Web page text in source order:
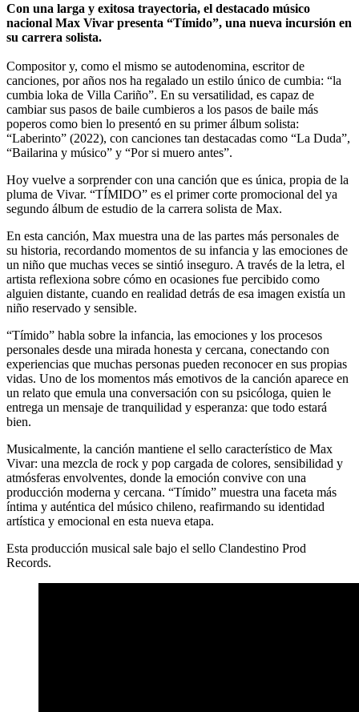
Con una larga y exitosa trayectoria, el destacado músico
nacional Max Vivar presenta “Tímido”, una nueva incursión en
su carrera solista.
Compositor y, como el mismo se autodenomina, escritor de
canciones, por años nos ha regalado un estilo único de cumbia: “la
cumbia loka de Villa Cariño”. En su versatilidad, es capaz de
cambiar sus pasos de baile cumbieros a los pasos de baile más
poperos como bien lo presentó en su primer álbum solista:
“Laberinto” (2022), con canciones tan destacadas como “La Duda”,
“Bailarina y músico” y “Por si muero antes”.
Hoy vuelve a sorprender con una canción que es única, propia de la
pluma de Vivar. “TÍMIDO” es el primer corte promocional del ya
segundo álbum de estudio de la carrera solista de Max.
En esta canción, Max muestra una de las partes más personales de
su historia, recordando momentos de su infancia y las emociones de
un niño que muchas veces se sintió inseguro. A través de la letra, el
artista reflexiona sobre cómo en ocasiones fue percibido como
alguien distante, cuando en realidad detrás de esa imagen existía un
niño reservado y sensible.
“Tímido” habla sobre la infancia, las emociones y los procesos
personales desde una mirada honesta y cercana, conectando con
experiencias que muchas personas pueden reconocer en sus propias
vidas. Uno de los momentos más emotivos de la canción aparece en
un relato que emula una conversación con su psicóloga, quien le
entrega un mensaje de tranquilidad y esperanza: que todo estará
bien.
Musicalmente, la canción mantiene el sello característico de Max
Vivar: una mezcla de rock y pop cargada de colores, sensibilidad y
atmósferas envolventes, donde la emoción convive con una
producción moderna y cercana. “Tímido” muestra una faceta más
íntima y auténtica del músico chileno, reafirmando su identidad
artística y emocional en esta nueva etapa.
Esta producción musical sale bajo el sello Clandestino Prod
Records.